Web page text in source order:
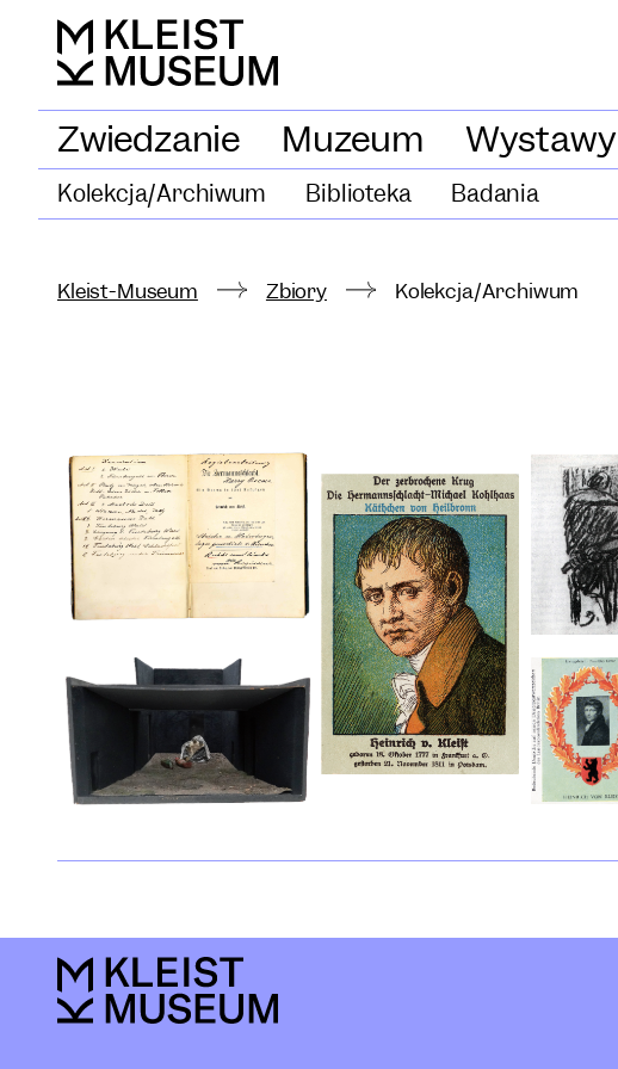
Zwiedzanie Muzeum Wystawy
Kolekcja/Archiwum Biblioteka Badania
Kleist-Museum Zbiory Kolekcja/Archiwum